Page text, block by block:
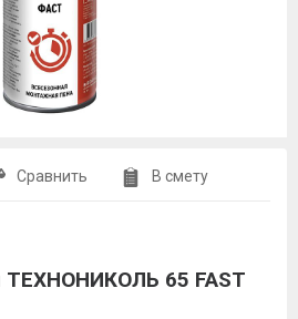
Сравнить В смету
ТЕХНОНИКОЛЬ 65 FAST